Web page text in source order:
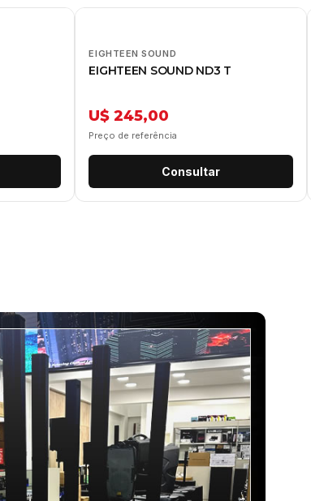
EIGHTEEN SOUND
EIGHTEEN SOUND ND3 T
U$ 245,00
Preço de referência
Consultar